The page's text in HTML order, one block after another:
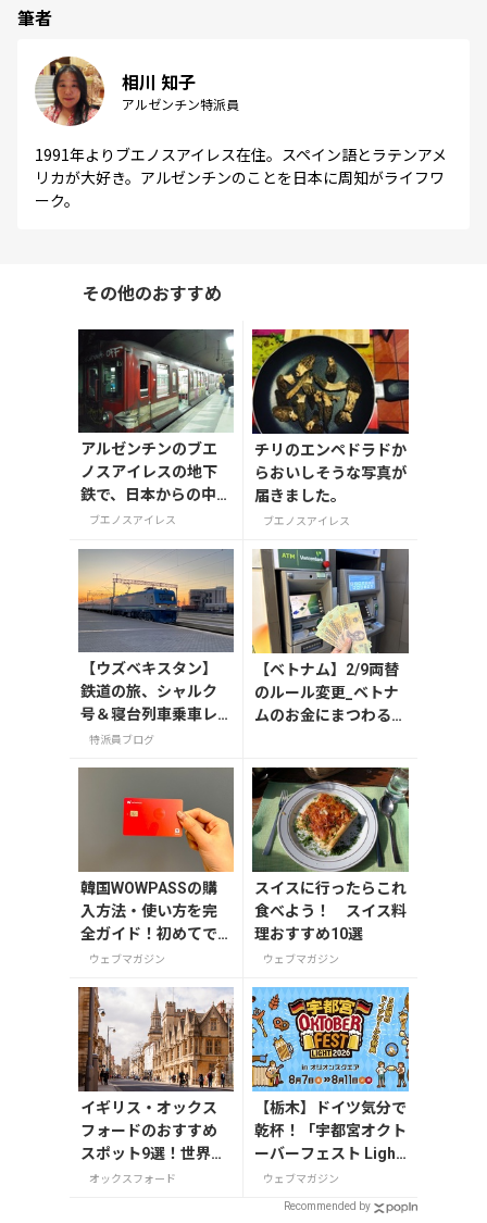
筆者
相川 知子
アルゼンチン特派員
1991年よりブエノスアイレス在住。スペイン語とラテンアメ
リカが大好き。アルゼンチンのことを日本に周知がライフワ
ーク。
その他のおすすめ
アルゼンチンのブエ
ノスアイレスの地下
鉄で、日本からの中古
車両が元気に走って
ブエノスアイレス
チリのエンペドラドか
らおいしそうな写真が
届きました。
ブエノスアイレス
【ウズベキスタン】
鉄道の旅、シャルク
号＆寝台列車乗車レ
ポート
特派員ブログ
【ベトナム】2/9両替
のルール変更_ベトナ
ムのお金にまつわるエ
韓国WOWPASSの購
入方法・使い方を完
全ガイド！初めてで
も迷わない
ウェブマガジン
スイスに行ったらこれ
食べよう！ スイス料
理おすすめ10選
ウェブマガジン
イギリス・オックス
フォードのおすすめ
スポット9選！世界の
英知が集う学問の町
オックスフォード
【栃木】ドイツ気分で
乾杯！「宇都宮オクト
ーバーフェスト Light
2026」が8月7日から
ウェブマガジン
Recommended by